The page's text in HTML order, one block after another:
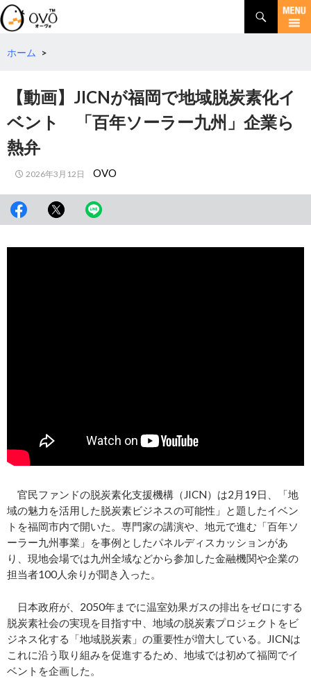
検
索
コ
テ
動
ホーム >
【動画】JICNが福岡で地域脱炭素化イ
ベント 「百年ソーラー九州」企業ら
熱弁
2026年3月12日 OVO
官民ファンドの脱炭素化支援機構（JICN）は2月19日、「地
域の魅力を活用した脱炭素ビジネスの可能性」と題したイベン
トを福岡市内で開いた。専門家の講演や、地元で進む「百年ソ
ーラー九州事業」を事例としたパネルディスカッションがあ
り、現地会場では九州全域などから参加した金融機関や企業の
担当者100人余りが聞き入った。
日本政府が、2050年までに温室効果ガスの排出をゼロにする
脱炭素社会の実現を目指す中、地域の脱炭素プロジェクトをビ
ジネス化する「地域脱炭素」の重要性が増大している。JICNは
これに沿う取り組みを促進するため、地域では初めて福岡でイ
ベントを企画した。